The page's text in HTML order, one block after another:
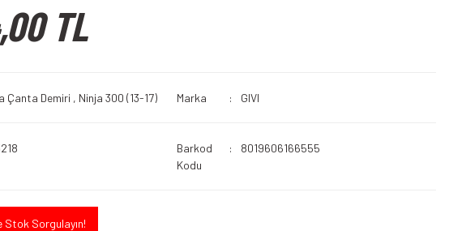
TL
Çanta Demiri , Ninja 300 (13-17) Marka GIVI
Barkod
Kodu
8019606166555
Stok Sorgulayın!